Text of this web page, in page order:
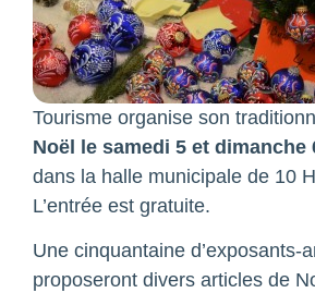
Tourisme organise son
Noël le samedi 5 et dimanche
dans la halle municipale de 10
L’entrée est gratuite.
Une cinquantaine d’exposants-
proposeront divers articles de